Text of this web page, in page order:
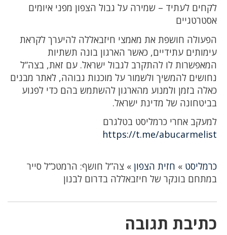
לקחים לעתיד – שמירה על גבול הצפון מפני איומים
אסטרטגיים
הפעולה חושפת את מאמצי חיזבאללה להיערך לקראת
עימותים עתידיים, כאשר הארגון בונה תשתיות
המאפשרות לו להתקרב לגבול ישראל. עם זאת, בצה”ל
נחושים להמשיך ולשמור על מוכנות גבוהה, לאתר מבנים
כאלה בזמן ולמנוע מהארגון להשתמש בהם כדי לפגוע
בביטחונה של מדינת ישראל.
למעקב אחרי כרמליסט בטלגרם
https://t.me/abucarmelist
כרמליסט » חזית הצפון » צה”ל חושף: הרמטכ”ל סייר
במתחם בונקר של חיזבאללה בדרום לבנון
כתיבת תגובה